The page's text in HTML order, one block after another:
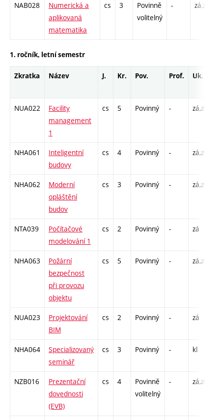
NAB028
Numerická a
aplikovaná
matematika
cs 3
Povinně
volitelný
- zá,zk
1. ročník, letní semestr
Zkratka Název J. Kr. Pov. Prof. Uk.
NUA022
Facility
management
1
cs 5 Povinný - zá,zk
NHA061
Inteligentní
budovy
cs 4 Povinný - zá,zk
NHA062
Moderní
opláštění
budov
cs 3 Povinný - zá,zk
NTA039
Počítačové
modelování 1
cs 2 Povinný - zá
NHA063
Požární
bezpečnost
při provozu
objektu
cs 5 Povinný - zá,zk
NUA023
Projektování
BIM
cs 2 Povinný - zá
NHA064
Specializovaný
seminář
cs 3 Povinný - kl
NZB016
Prezentační
dovednosti
(EVB)
cs 4
Povinně
volitelný
- zá,zk